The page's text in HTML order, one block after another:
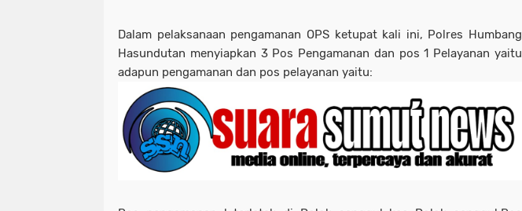
Dalam pelaksanaan pengamanan OPS ketupat kali ini, Polres Humbang
Hasundutan menyiapkan 3 Pos Pengamanan dan pos 1 Pelayanan yaitu
adapun pengamanan dan pos pelayanan yaitu: